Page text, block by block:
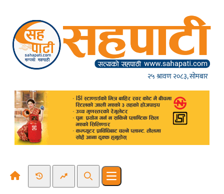
२५ श्रावण २०८३, सोमबार
Recent NewsTrending News
SearchOpen main menu